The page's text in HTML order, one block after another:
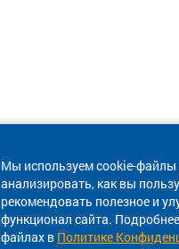
Мы используем cookie-файлы
анализировать, как вы
рекомендовать полезное и
функционал сайта.
файлах в Политике
Техническая
8 800 600-